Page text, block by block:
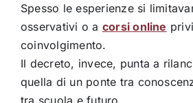
Spesso le esperienze si
osservativi o a corsi online
coinvolgimento.
Il decreto, invece, punta a
quella di un ponte tra
tra scuola e futuro.